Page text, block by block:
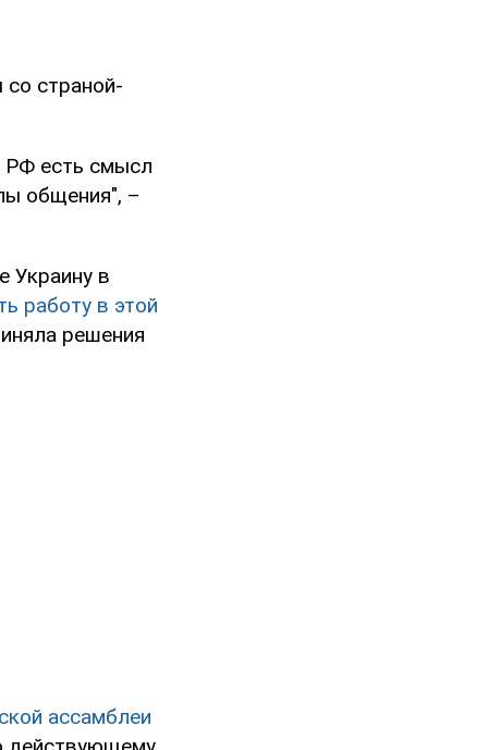
страной-
РФ есть смысл
общения", –
Украину в
работу в этой
решения
ассамблеи